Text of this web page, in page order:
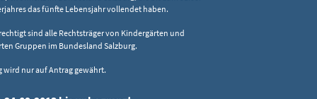
das fünfte Lebensjahr vollendet haben.
sind alle Rechtsträger von Kindergärten und
Gruppen im Bundesland Salzburg.
wird nur auf Antrag gewährt.